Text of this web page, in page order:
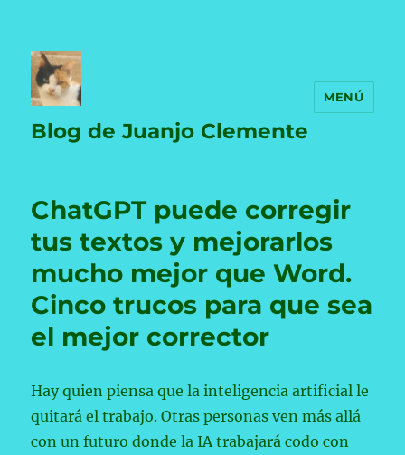
Blog de Juanjo Clemente
MENÚ
ChatGPT puede corregir
tus textos y mejorarlos
mucho mejor que Word.
Cinco trucos para que sea
el mejor corrector
Hay quien piensa que la inteligencia artificial le
quitará el trabajo. Otras personas ven más allá
con un futuro donde la IA trabajará codo con